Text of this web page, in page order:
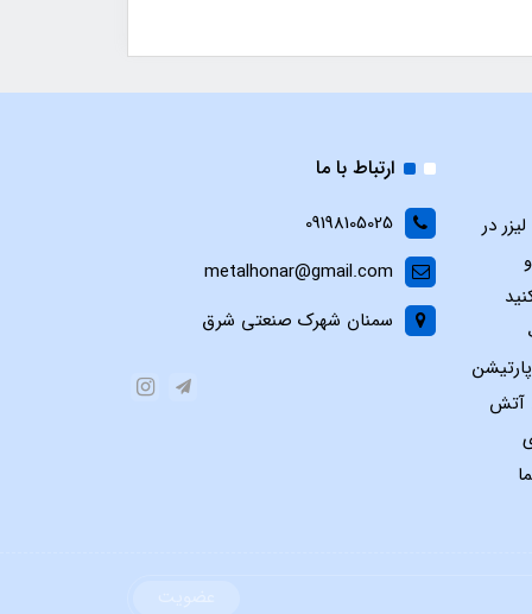
در
آتش
ارتباط با ما
09198105025
metalhonar@gmail.com
سمنان شهرک صنعتی شرق